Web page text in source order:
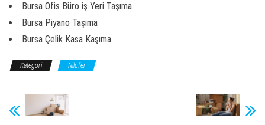
Bursa Ofis Büro iş Yeri Taşıma
Bursa Piyano Taşıma
Bursa Çelik Kasa Kaşıma
Kategori Nilüfer